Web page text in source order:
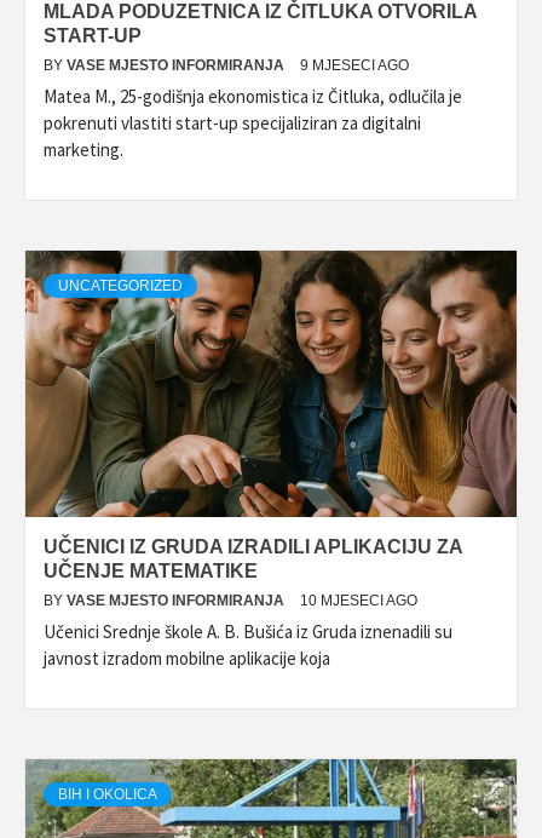
MLADA PODUZETNICA IZ ČITLUKA OTVORILA
START-UP
BY VASE MJESTO INFORMIRANJA 9 MJESECI AGO
Matea M., 25-godišnja ekonomistica iz Čitluka, odlučila je
pokrenuti vlastiti start-up specijaliziran za digitalni
marketing.
UNCATEGORIZED
UČENICI IZ GRUDA IZRADILI APLIKACIJU ZA
UČENJE MATEMATIKE
BY VASE MJESTO INFORMIRANJA 10 MJESECI AGO
Učenici Srednje škole A. B. Bušića iz Gruda iznenadili su
javnost izradom mobilne aplikacije koja
BIH I OKOLICA